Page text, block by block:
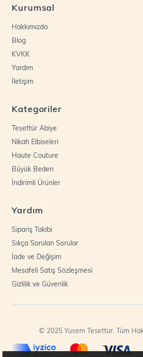
Kurumsal
Hakkımızda
Blog
KVKK
Yardım
İletişim
Kategoriler
Tesettür Abiye
Nikah Elbiseleri
Haute Couture
Büyük Beden
İndirimli Ürünler
Yardım
Sipariş Takibi
Sıkça Sorulan Sorular
İade ve Değişim
Mesafeli Satış Sözleşmesi
Gizlilik ve Güvenlik
© 2025 Yusem Tesettür. Tüm